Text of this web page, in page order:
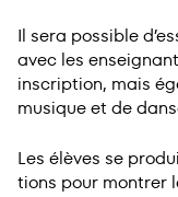
Il sera possible
avec les
inscription, mais
musique et de
Les élèves se
tions pour montrer